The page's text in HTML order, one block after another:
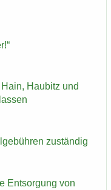
Hau­bitz und
zu­stän­dig
Ent­sor­gung von